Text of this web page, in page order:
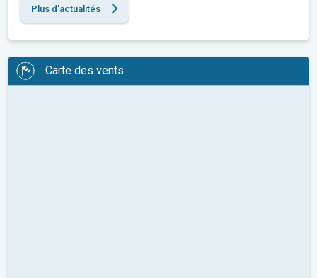
Plus d'actualités
Carte des vents